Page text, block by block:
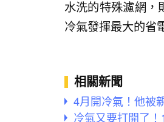
水洗的特殊濾網，
冷氣發揮最大的省
相關新聞
4月開冷氣！他被
冷氣又要打開了